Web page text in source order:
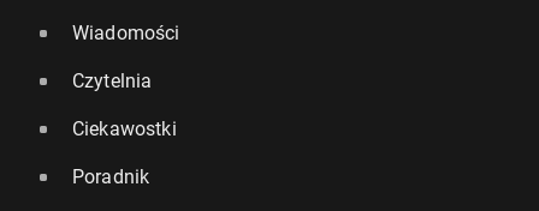
Wiadomości
Czytelnia
Ciekawostki
Poradnik